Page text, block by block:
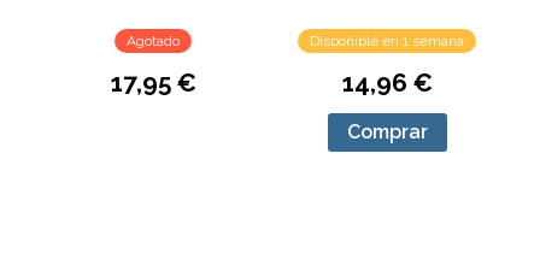
Agotado
17,95 €
Disponible en 1 semana
14,96 €
Comprar